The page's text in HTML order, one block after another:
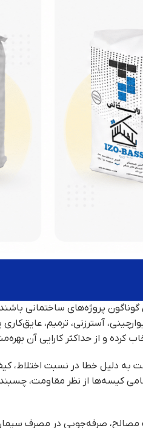
پروژه‌های ساختمانی
آسترزنی، ترمیم،
کرده و از حداکثر کارایی آن
دلیل خطا در نسبت اختلاط،
از نظر مقاومت،
مصالح، صرفه‌جویی در مصرف